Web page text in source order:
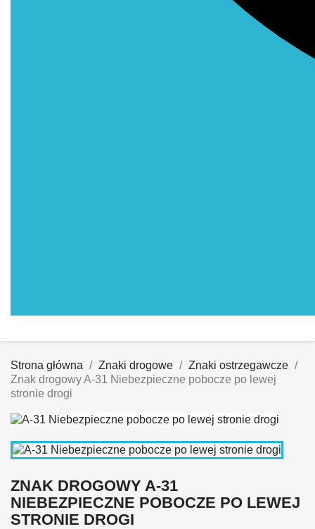
Strona główna Znaki drogowe
Znaki ostrzegawcze
Znak drogowy A-31 Niebezpieczne pobocze po lewej
stronie drogi
ZNAK DROGOWY A-31
NIEBEZPIECZNE POBOCZE PO LEWEJ
STRONIE DROGI